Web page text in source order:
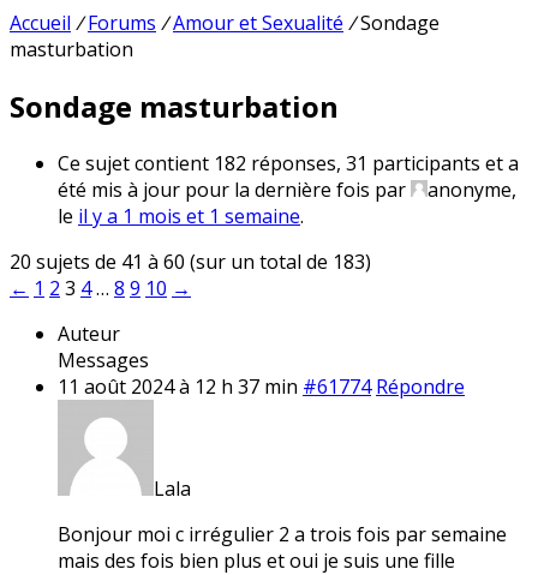
Accueil / Forums /Amour et Sexualité /Sondage
masturbation
Sondage masturbation
Ce sujet contient 182 réponses, 31 participants et a
été mis à jour pour la dernière fois par
anonyme,
le il y a 1 mois et 1 semaine.
20 sujets de 41 à 60 (sur un total de 183)
← 1 2 3 4… 8 9 10 →
Auteur
Messages
11 août 2024 à 12 h 37 min #61774 Répondre
Lala
Bonjour moi c irrégulier 2 a trois fois par semaine
mais des fois bien plus et oui je suis une fille